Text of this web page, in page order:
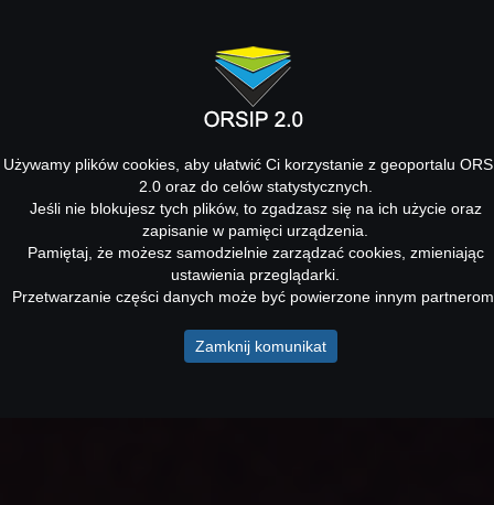
Używamy plików cookies, aby ułatwić Ci korzystanie z geoportalu
2.0 oraz do celów statystycznych.
Jeśli nie blokujesz tych plików, to zgadzasz się na ich użycie oraz
zapisanie w pamięci urządzenia.
Pamiętaj, że możesz samodzielnie zarządzać cookies, zmieniając
ustawienia przeglądarki.
Przetwarzanie części danych może być powierzone innym
Zamknij komunikat